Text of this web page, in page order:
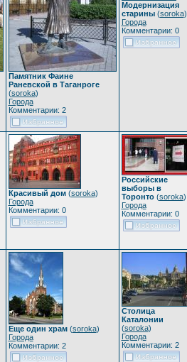
Памятник Фаине
Раневской в Таганроге
(soroka)
Города
Комментарии: 2
Модернизация
старины(soroka)
Города
Комментарии: 0
Красивый дом(soroka)
Города
Комментарии: 0
Российские
выборы в
Торонто(soroka)
Города
Комментарии: 0
Еще один храм(soroka)
Города
Комментарии: 2
Столица
Каталонии
(soroka)
Города
Комментарии: 2